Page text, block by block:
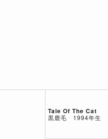
Tale Of The Cat
黒鹿毛 1994年生